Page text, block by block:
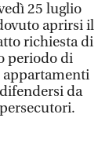
25 luglio
aprirsi il
richiesta di
periodo di
da